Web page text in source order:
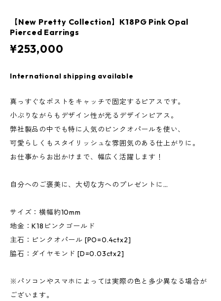
【New Pretty Collection】K18PG Pink Opal
Pierced Earrings
¥253,000
International shipping available
真っすぐなポストをキャッチで固定するピアスです。
小ぶりながらもデザイン性が光るデザインピアス。
弊社製品の中でも特に人気のピンクオパールを使い、
可愛らしくもスタイリッシュな雰囲気のある仕上がりに。
お仕事からお出かけまで、幅広く活躍します！
自分へのご褒美に、大切な方へのプレゼントに…
サイズ：横幅約10mm
地金：K18ピンクゴールド
主石：ピンクオパール [PO=0.4ctx2]
脇石：ダイヤモンド [D=0.03ctx2]
※パソコンやスマホによっては実際の色と多少異なる場合が
ございます。